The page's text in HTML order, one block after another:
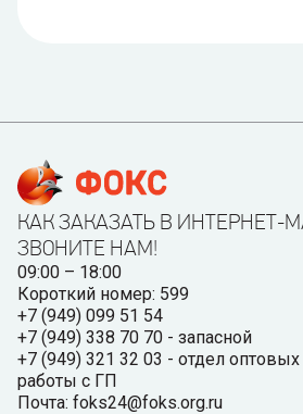
КАК ЗАКАЗАТЬ В ИНТЕРНЕТ-
ЗВОНИТЕ НАМ!
09:00 – 18:00
Короткий номер: 599
+7 (949) 099 51 54
+7 (949) 338 70 70 - запасной
+7 (949) 321 32 03 - отдел
работы с ГП
Почта: foks24@foks.org.ru